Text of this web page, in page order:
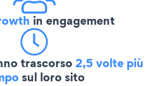
in engagement
trascorso2,5 volte più
sul loro sito